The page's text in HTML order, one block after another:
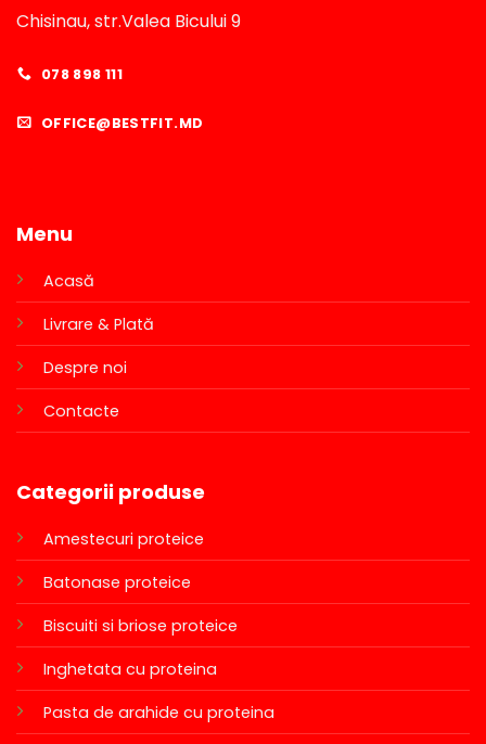
Chisinau, str.Valea Bicului 9
078 898 111
OFFICE@BESTFIT.MD
Menu
Acasă
Livrare & Plată
Despre noi
Contacte
Categorii produse
Amestecuri proteice
Batonase proteice
Biscuiti si briose proteice
Inghetata cu proteina
Pasta de arahide cu proteina